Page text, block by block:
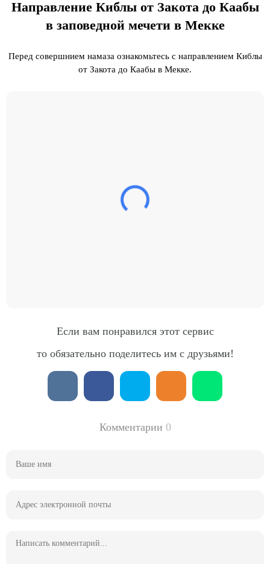
Направление Киблы от Закота до Каабы
в заповедной мечети в Мекке
Перед совершнием намаза ознакомьтесь с направлением Киблы
от Закота до Каабы в Мекке.
Если вам понравился этот сервис
то обязательно поделитесь им с друзьями!
Комментарии 0